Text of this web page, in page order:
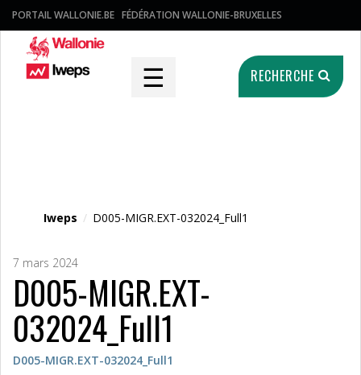
PORTAIL WALLONIE.BE FÉDÉRATION WALLONIE-BRUXELLES
☰ RECHERCHE
Iweps / D005-MIGR.EXT-032024_Full1
7 mars 2024
D005-MIGR.EXT-
032024_Full1
D005-MIGR.EXT-032024_Full1